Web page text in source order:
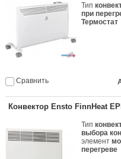
Тип
при
Термостат
Сравнить
Конвектор Ensto FinnHeat
Тип
выбора
элемент
перегреве